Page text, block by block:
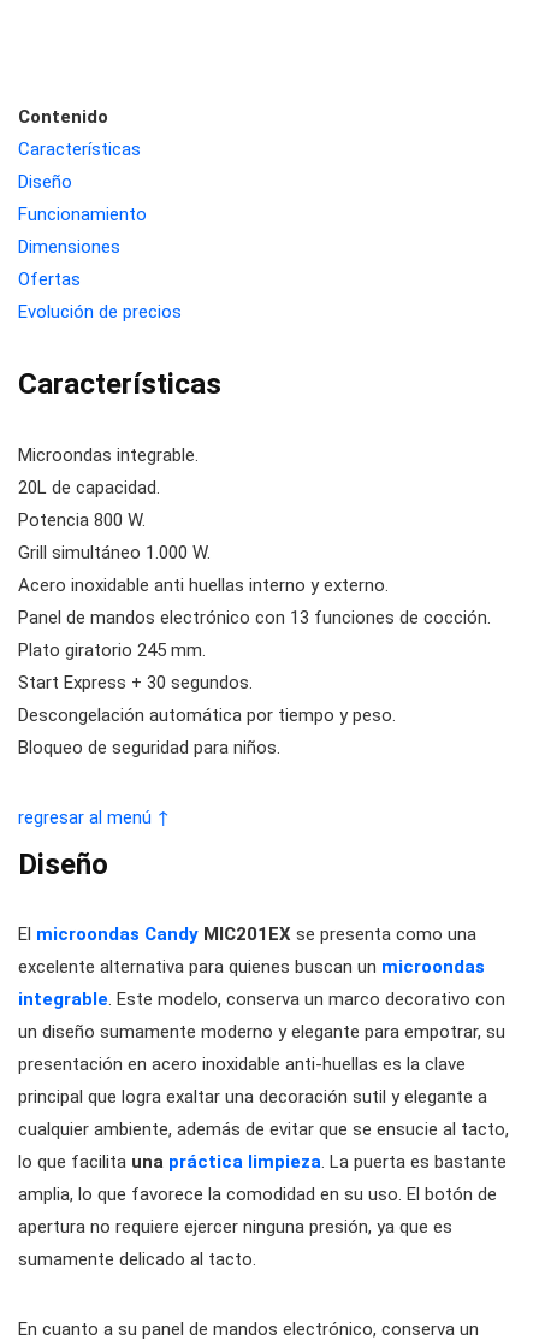
Contenido
Características
Diseño
Funcionamiento
Dimensiones
Ofertas
Evolución de precios
Características
Microondas integrable.
20L de capacidad.
Potencia 800 W.
Grill simultáneo 1.000 W.
Acero inoxidable anti huellas interno y externo.
Panel de mandos electrónico con 13 funciones de cocción.
Plato giratorio 245 mm.
Start Express + 30 segundos.
Descongelación automática por tiempo y peso.
Bloqueo de seguridad para niños.
regresar al menú ↑
Diseño
El microondas Candy MIC201EX se presenta como una
excelente alternativa para quienes buscan un microondas
integrable. Este modelo, conserva un marco decorativo con
un diseño sumamente moderno y elegante para empotrar, su
presentación en acero inoxidable anti-huellas es la clave
principal que logra exaltar una decoración sutil y elegante a
cualquier ambiente, además de evitar que se ensucie al tacto,
lo que facilita una práctica limpieza. La puerta es bastante
amplia, lo que favorece la comodidad en su uso. El botón de
apertura no requiere ejercer ninguna presión, ya que es
sumamente delicado al tacto.
En cuanto a su panel de mandos electrónico, conserva un